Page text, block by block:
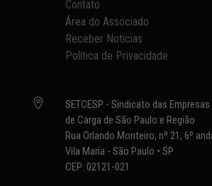
Contato
Área do Associado
Receber Notícias
Política de Privacidade

SETCESP - Sindicato das
de Carga de São Paulo e Região
Rua Orlando Monteiro, nº 21, 6º
Vila Maria - São Paulo • SP
CEP: 02121-021